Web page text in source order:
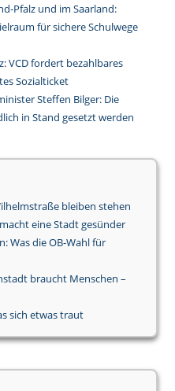
Pfalz und im Saarland:
für sichere Schulwege
VCD fordert bezahlbares
Sozialticket
Steffen Bilger: Die
in Stand gesetzt werden
bleiben stehen
eine Stadt gesünder
Was die OB-Wahl für
braucht Menschen –
sich etwas traut